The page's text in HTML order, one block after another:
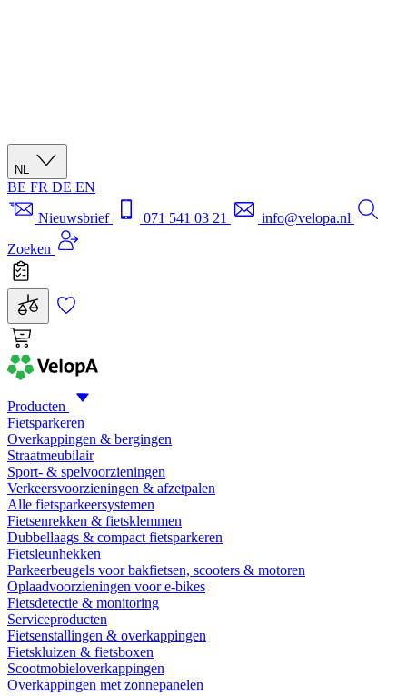
NL
BE FR DE EN
Nieuwsbrief
071 541 03 21
info@velopa.nl
Zoeken
Producten
Fietsparkeren
Overkappingen & bergingen
Straatmeubilair
Sport- & spelvoorzieningen
Verkeersvoorzieningen & afzetpalen
Alle fietsparkeersystemen
Fietsenrekken & fietsklemmen
Dubbellaags & compact fietsparkeren
Fietsleunhekken
Parkeerbeugels voor bakfietsen, scooters & motoren
Oplaadvoorzieningen voor e-bikes
Fietsdetectie & monitoring
Serviceproducten
Fietsenstallingen & overkappingen
Fietskluizen & fietsboxen
Scootmobieloverkappingen
Overkappingen met zonnepanelen